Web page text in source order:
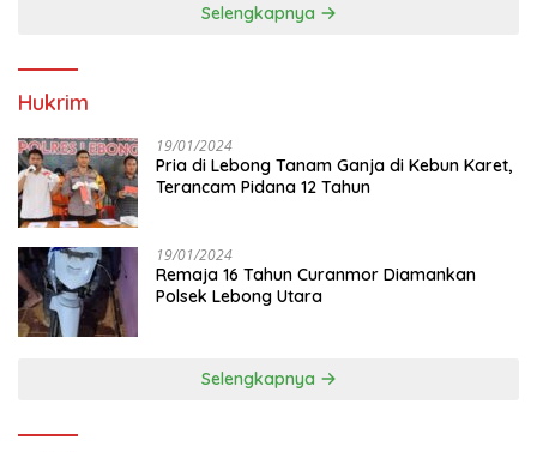
Selengkapnya
Hukrim
19/01/2024
Pria di Lebong Tanam Ganja di Kebun Karet,
Terancam Pidana 12 Tahun
19/01/2024
Remaja 16 Tahun Curanmor Diamankan
Polsek Lebong Utara
Selengkapnya